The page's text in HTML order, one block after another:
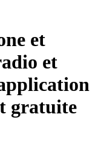
et
et
gratuite